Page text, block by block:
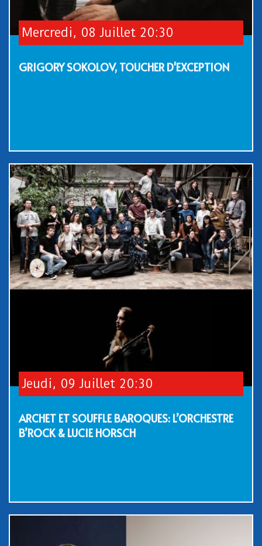
Mercredi, 08 Juillet 20:30
GRIGORY SOKOLOV, TOUCHER D'EXCEPTION
Jeudi, 09 Juillet 20:30
ARCHET ET SOUFFLE BAROQUES: L’ORCHESTRE
B’ROCK & LUCIE HORSCH